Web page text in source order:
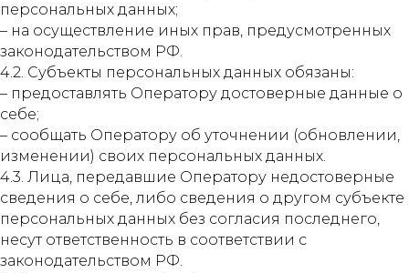
персональных данных;
– на осуществление иных прав, предусмотренных
законодательством РФ.
4.2. Субъекты персональных данных обязаны:
– предоставлять Оператору достоверные данные о
себе;
– сообщать Оператору об уточнении (обновлении,
изменении) своих персональных данных.
4.3. Лица, передавшие Оператору недостоверные
сведения о себе, либо сведения о другом субъекте
персональных данных без согласия последнего,
несут ответственность в соответствии с
законодательством РФ.